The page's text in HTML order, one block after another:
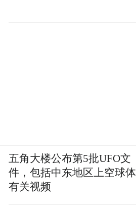
五角大楼公布第5批UFO文
件，包括中东地区上空球体
有关视频